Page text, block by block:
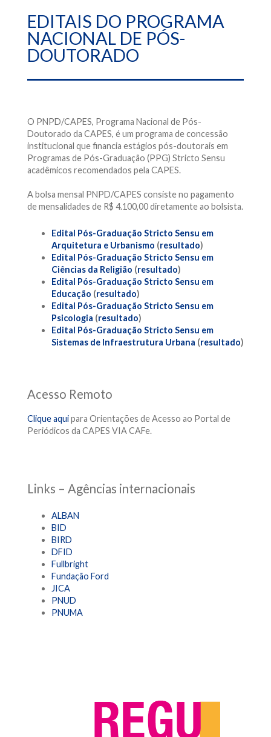
EDITAIS DO PROGRAMA
NACIONAL DE PÓS-
DOUTORADO
O PNPD/CAPES, Programa Nacional de Pós-
Doutorado da CAPES, é um programa de concessão
institucional que financia estágios pós-doutorais em
Programas de Pós-Graduação (PPG) Stricto Sensu
acadêmicos recomendados pela CAPES.
A bolsa mensal PNPD/CAPES consiste no pagamento
de mensalidades de R$ 4.100,00 diretamente ao bolsista.
Edital Pós-Graduação Stricto Sensu em
Arquitetura e Urbanismo (resultado)
Edital Pós-Graduação Stricto Sensu em
Ciências da Religião (resultado)
Edital Pós-Graduação Stricto Sensu em
Educação (resultado)
Edital Pós-Graduação Stricto Sensu em
Psicologia (resultado)
Edital Pós-Graduação Stricto Sensu em
Sistemas de Infraestrutura Urbana (resultado)
Acesso Remoto
Clique aquipara Orientações de Acesso ao Portal de
Periódicos da CAPES VIA CAFe.
Links – Agências internacionais
ALBAN
BID
BIRD
DFID
Fullbright
Fundação Ford
JICA
PNUD
PNUMA